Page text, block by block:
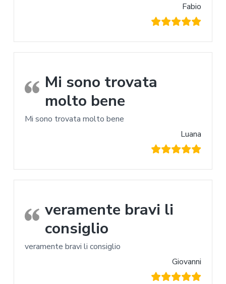
Fabio
Mi sono trovata
molto bene
Mi sono trovata molto bene
Luana
veramente bravi li
consiglio
veramente bravi li consiglio
Giovanni